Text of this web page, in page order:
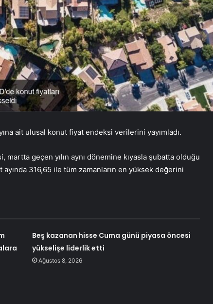
ait ulusal konut fiyat endeksi verilerini yayımladı.
martta geçen yılın aynı dönemine kıyasla şubatta olduğu
316,65 ile tüm zamanların en yüksek değerini
Beş kazanan hisse Cuma günü piyasa öncesi
yükselişe liderlik etti
Ağustos 8, 2026